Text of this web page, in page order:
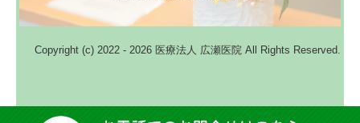
Copyright (c) 2022 - 2026 医療法人 広瀬医院 All Rights Reserved.